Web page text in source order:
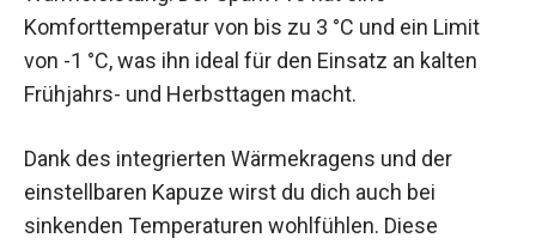
Komforttemperatur von bis zu 3 °C und ein Limit
von -1 °C, was ihn ideal für den Einsatz an kalten
Frühjahrs- und Herbsttagen macht.
Dank des integrierten Wärmekragens und der
einstellbaren Kapuze wirst du dich auch bei
sinkenden Temperaturen wohlfühlen. Diese